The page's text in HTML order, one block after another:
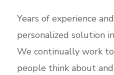
Years of experience
personalized solution
We continually work
people think about